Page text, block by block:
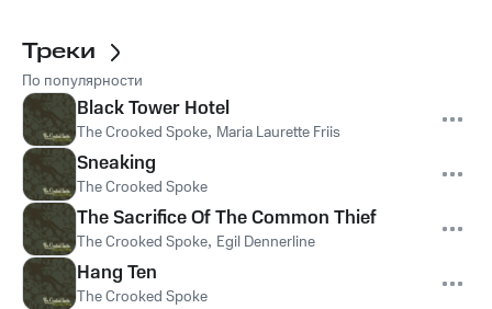
Треки
По популярности
Black Tower Hotel
The Crooked Spoke, Maria Laurette Friis
Sneaking
The Crooked Spoke
The Sacrifice Of The Common Thief
The Crooked Spoke, Egil Dennerline
Hang Ten
The Crooked Spoke